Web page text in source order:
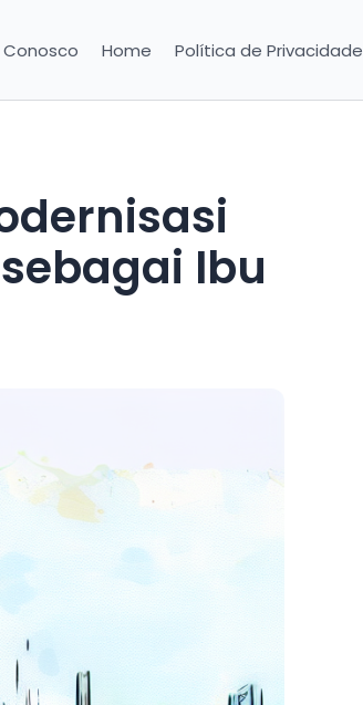
Conosco Home Política de Privacidade
Ibu